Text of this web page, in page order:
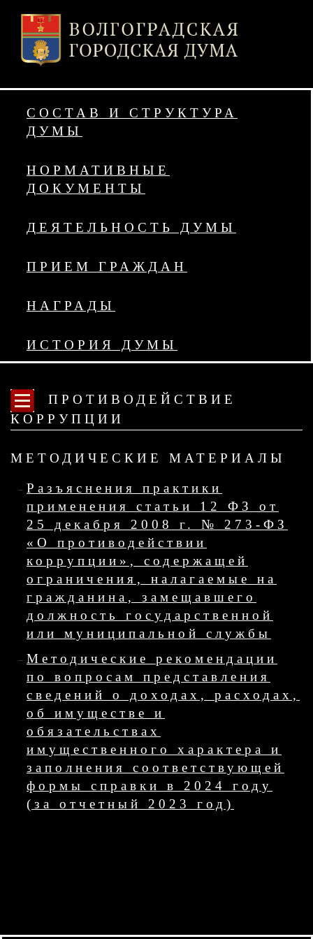
СОСТАВ И СТРУКТУРА
ДУМЫ
НОРМАТИВНЫЕ
ДОКУМЕНТЫ
ДЕЯТЕЛЬНОСТЬ ДУМЫ
ПРИЕМ ГРАЖДАН
НАГРАДЫ
ИСТОРИЯ ДУМЫ
ПРОТИВОДЕЙСТВИЕ
КОРРУПЦИИ
МЕТОДИЧЕСКИЕ МАТЕРИАЛЫ
Разъяснения практики
применения статьи 12 ФЗ от
25 декабря 2008 г. № 273-ФЗ
«О противодействии
коррупции», содержащей
ограничения, налагаемые на
гражданина, замещавшего
должность государственной
или муниципальной службы
Методические рекомендации
по вопросам представления
сведений о доходах, расходах,
об имуществе и
обязательствах
имущественного характера и
заполнения соответствующей
формы справки в 2024 году
(за отчетный 2023 год)